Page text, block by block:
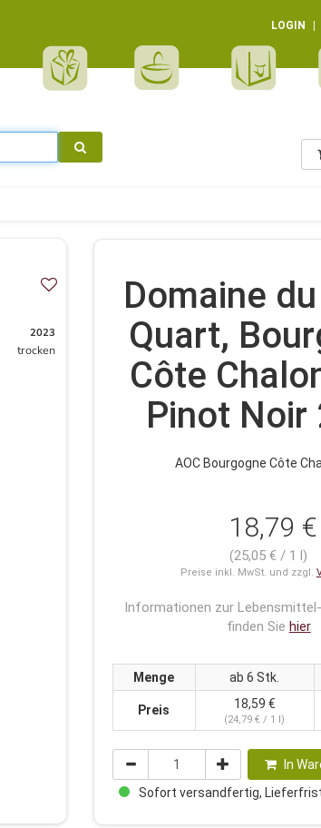
LOGIN
2023
trocken
Domaine
Quart,
Côte
Pinot Noir
AOC Bourgogne Côte
18,79 €
(25,05 € / 1 l)
Preise inkl. MwSt. und zzgl.
Informationen zur
finden Sie hier
Menge ab 6 Stk.
Preis 18,59 €
(24,79 € / 1 l)
In
Sofort versandfertig,